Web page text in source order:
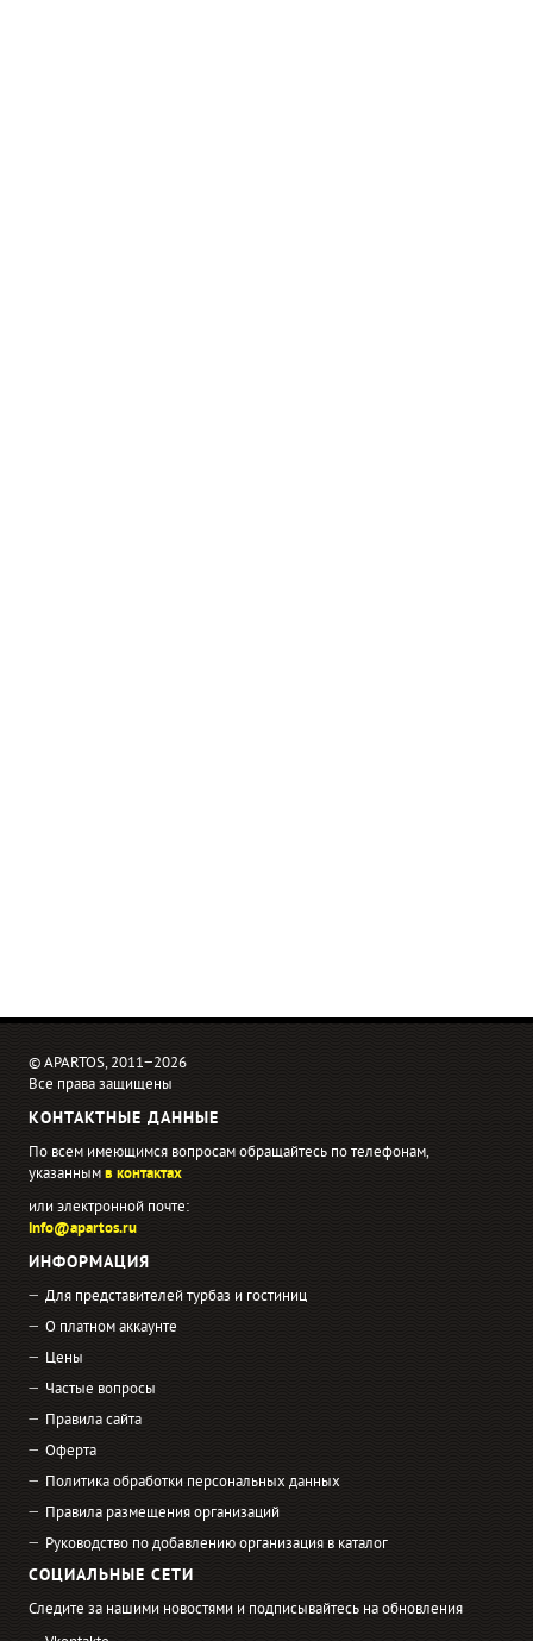
© APARTOS, 2011−2026
Все права защищены
КОНТАКТНЫЕ ДАННЫЕ
По всем имеющимся вопросам обращайтесь по телефонам,
указаннымв контактах
или электронной почте:
info@apartos.ru
ИНФОРМАЦИЯ
Для представителей турбаз и гостиниц
О платном аккаунте
Цены
Частые вопросы
Правила сайта
Оферта
Политика обработки персональных данных
Правила размещения организаций
Руководство по добавлению организация в каталог
СОЦИАЛЬНЫЕ СЕТИ
Следите за нашими новостями и подписывайтесь на обновления